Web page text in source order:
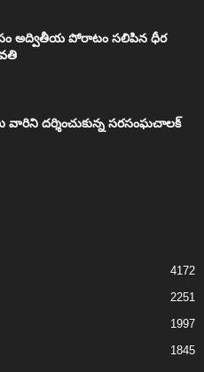
అద్వితీయ పోరాటం సలిపిన ధీర
దర్శించుకున్న సరసంఘచాలక్
4172
2251
1997
1845